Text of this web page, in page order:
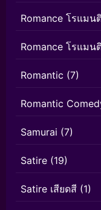
Romance โรแมน
Romance โรแมน
Romantic (7)
Romantic
Samurai (7)
Satire (19)
Satire เสียดสี (1)